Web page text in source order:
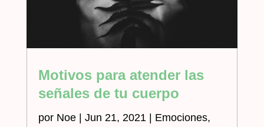
Motivos para atender las
señales de tu cuerpo
por Noe| Jun 21, 2021| Emociones,